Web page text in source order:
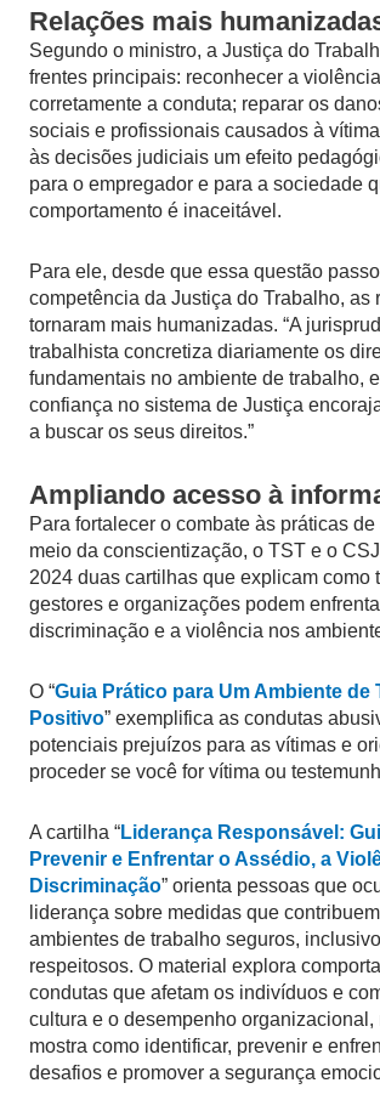
Relações mais
Segundo o ministro, a Justiça do
frentes principais: reconhecer a
corretamente a conduta; reparar os
sociais e profissionais causados à
às decisões judiciais um efeito
para o empregador e para a sociedade
comportamento é inaceitável.
Para ele, desde que essa questão
competência da Justiça do Trabalho, as
tornaram mais humanizadas. “A
trabalhista concretiza diariamente os
fundamentais no ambiente de trabalho,
confiança no sistema de Justiça
a buscar os seus direitos.”
Ampliando acesso à
Para fortalecer o combate às práticas
meio da conscientização, o TST e o
2024 duas cartilhas que explicam como
gestores e organizações podem
discriminação e a violência nos
O “Guia Prático para Um Ambiente de
Positivo” exemplifica as condutas
potenciais prejuízos para as vítimas e
proceder se você for vítima ou
A cartilha “Liderança Responsável:
Prevenir e Enfrentar o Assédio, a
Discriminação” orienta pessoas que
liderança sobre medidas que
ambientes de trabalho seguros,
respeitosos. O material explora
condutas que afetam os indivíduos e
cultura e o desempenho organizacional,
mostra como identificar, prevenir e
desafios e promover a segurança